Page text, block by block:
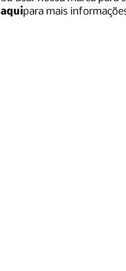
aquipara mais